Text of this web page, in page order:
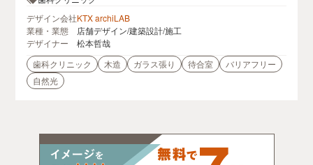
デザイン会社KTX archiLAB
業種・業態
店舗デザイン/建築設計/施工
デザイナー
松本哲哉
歯科クリニック
木造 ガラス張り 待合室
バリアフリー
自然光